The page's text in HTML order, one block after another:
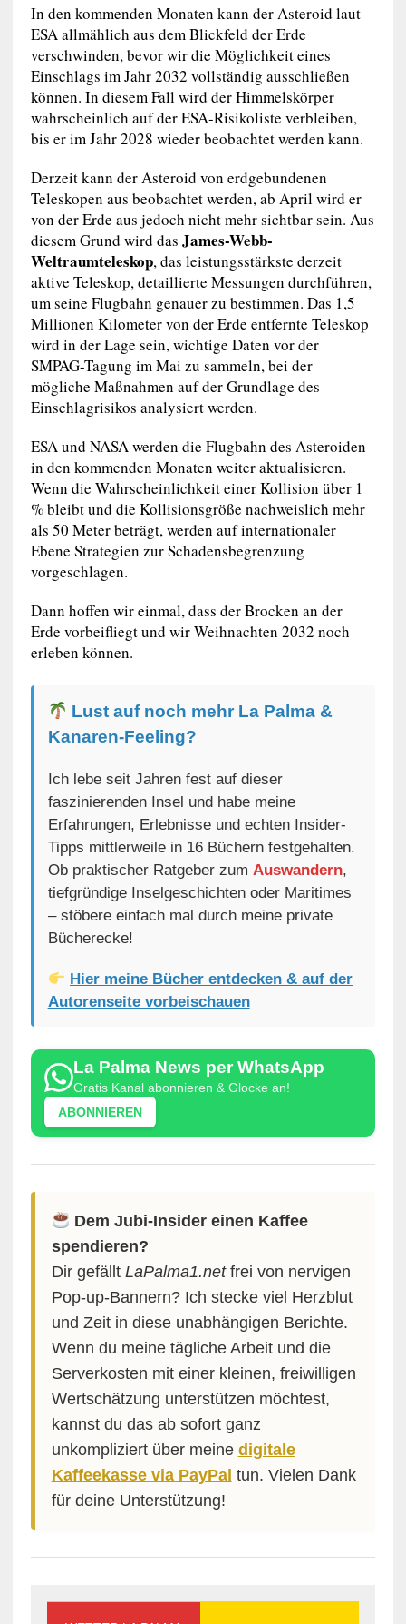
In den kommenden Monaten kann der Asteroid laut
ESA allmählich aus dem Blickfeld der Erde
verschwinden, bevor wir die Möglichkeit eines
Einschlags im Jahr 2032 vollständig ausschließen
können. In diesem Fall wird der Himmelskörper
wahrscheinlich auf der ESA-Risikoliste verbleiben,
bis er im Jahr 2028 wieder beobachtet werden kann.
Derzeit kann der Asteroid von erdgebundenen
Teleskopen aus beobachtet werden, ab April wird er
von der Erde aus jedoch nicht mehr sichtbar sein. Aus
diesem Grund wird das James-Webb-
Weltraumteleskop, das leistungsstärkste derzeit
aktive Teleskop, detaillierte Messungen durchführen,
um seine Flugbahn genauer zu bestimmen. Das 1,5
Millionen Kilometer von der Erde entfernte Teleskop
wird in der Lage sein, wichtige Daten vor der
SMPAG-Tagung im Mai zu sammeln, bei der
mögliche Maßnahmen auf der Grundlage des
Einschlagrisikos analysiert werden.
ESA und NASA werden die Flugbahn des Asteroiden
in den kommenden Monaten weiter aktualisieren.
Wenn die Wahrscheinlichkeit einer Kollision über 1
% bleibt und die Kollisionsgröße nachweislich mehr
als 50 Meter beträgt, werden auf internationaler
Ebene Strategien zur Schadensbegrenzung
vorgeschlagen.
Dann hoffen wir einmal, dass der Brocken an der
Erde vorbeifliegt und wir Weihnachten 2032 noch
erleben können.
Lust auf noch mehr La Palma &
Kanaren-Feeling?
Ich lebe seit Jahren fest auf dieser
faszinierenden Insel und habe meine
Erfahrungen, Erlebnisse und echten Insider-
Tipps mittlerweile in 16 Büchern festgehalten.
Ob praktischer Ratgeber zum Auswandern,
tiefgründige Inselgeschichten oder Maritimes
– stöbere einfach mal durch meine private
Bücherecke!
Hier meine Bücher entdecken & auf der
Autorenseite vorbeischauen
La Palma News per WhatsApp
Gratis Kanal abonnieren & Glocke an!
ABONNIEREN
Dem Jubi-Insider einen Kaffee
spendieren?
Dir gefällt LaPalma1.netfrei von nervigen
Pop-up-Bannern? Ich stecke viel Herzblut
und Zeit in diese unabhängigen Berichte.
Wenn du meine tägliche Arbeit und die
Serverkosten mit einer kleinen, freiwilligen
Wertschätzung unterstützen möchtest,
kannst du das ab sofort ganz
unkompliziert über meine digitale
Kaffeekasse via PayPal tun. Vielen Dank
für deine Unterstützung!